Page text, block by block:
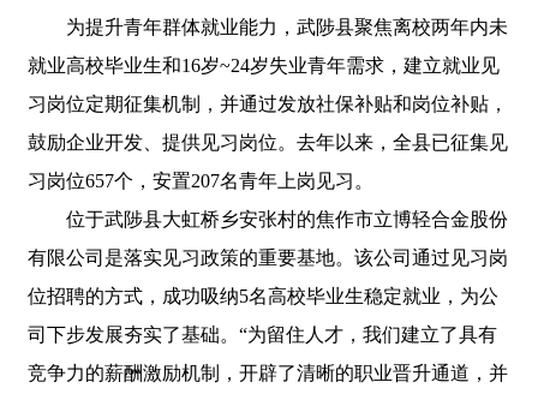
为提升青年群体就业能力，武陟县聚焦离校两年内未
就业高校毕业生和16岁~24岁失业青年需求，建立就业见
习岗位定期征集机制，并通过发放社保补贴和岗位补贴，
鼓励企业开发、提供见习岗位。去年以来，全县已征集见
习岗位657个，安置207名青年上岗见习。
位于武陟县大虹桥乡安张村的焦作市立博轻合金股份
有限公司是落实见习政策的重要基地。该公司通过见习岗
位招聘的方式，成功吸纳5名高校毕业生稳定就业，为公
司下步发展夯实了基础。“为留住人才，我们建立了具有
竞争力的薪酬激励机制，开辟了清晰的职业晋升通道，并